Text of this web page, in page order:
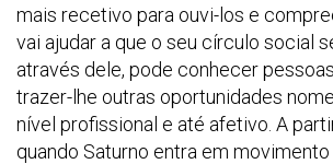
mais recetivo para ouvi-los e
vai ajudar a que o seu círculo social
através dele, pode conhecer
trazer-lhe outras oportunidades
nível profissional e até afetivo. A
quando Saturno entra em